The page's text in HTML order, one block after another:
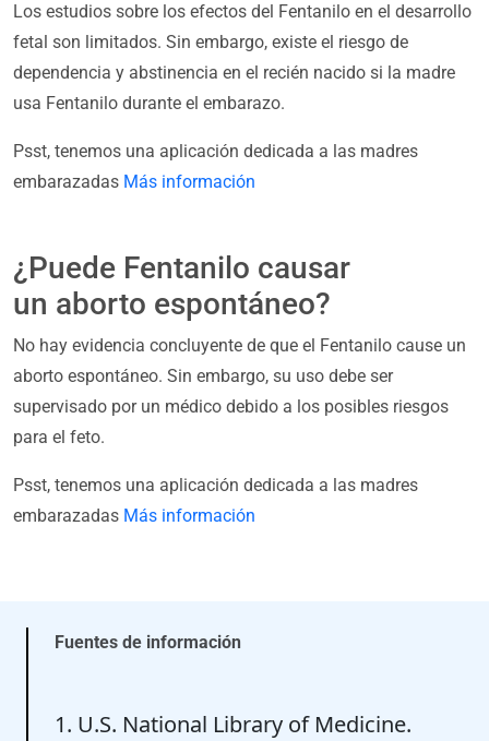
Los estudios sobre los efectos del Fentanilo en el desarrollo
fetal son limitados. Sin embargo, existe el riesgo de
dependencia y abstinencia en el recién nacido si la madre
usa Fentanilo durante el embarazo.
Psst, tenemos una aplicación dedicada a las madres
embarazadas Más información
¿Puede Fentanilo causar
un aborto espontáneo?
No hay evidencia concluyente de que el Fentanilo cause un
aborto espontáneo. Sin embargo, su uso debe ser
supervisado por un médico debido a los posibles riesgos
para el feto.
Psst, tenemos una aplicación dedicada a las madres
embarazadas Más información
Fuentes de información
1. U.S. National Library of Medicine.